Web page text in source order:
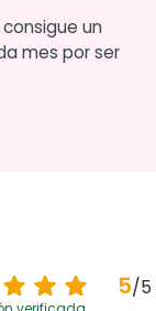
un
mes por ser
5/5